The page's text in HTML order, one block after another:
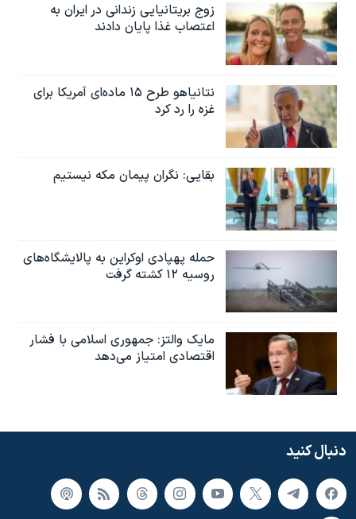
زوج بریتانیایی زندانی در ایران به
اعتصاب غذا پایان دادند
نتانیاهو طرح ۱۵ ماده‌ای آمریکا برای
غزه را رد کرد
بقایی: نگران پیمان مکه نیستیم
حمله پهپادی اوکراین به پالایشگاه‌های
روسیه ۱۲ کشته گرفت
مایک والتز: جمهوری اسلامی با فشار
اقتصادی امتیاز می‌دهد
دنبال کنید